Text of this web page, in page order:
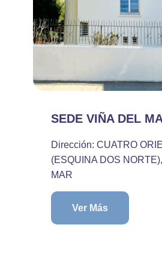
SEDE VIÑA DEL
Dirección: CUATRO
(ESQUINA DOS
MAR
Ver Más